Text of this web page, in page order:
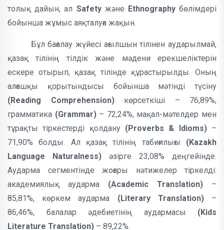
толық дайын, ал Safety және Ethnographyбөлімдері
бойынша жұмыс аяқталуға жақын.
Бұл бағалау жүйесі ағылшын тілінен аударылмай,
қазақ тілінің тілдік және мәдени ерекшеліктерін
ескере отырып, қазақ тілінде құрастырылды. Оның
алғашқы қорытындысы бойынша мәтінді түсіну
(Reading Comprehension) көрсеткіші – 76,89%,
грамматика (Grammar)– 72,24%, мақал-мәтелдер мен
тұрақты тіркестерді қолдану (Proverbs & Idioms)–
71,90% болды. Ал қазақ тілінің табиғилығы (Kazakh
Language Naturalness) әзірге 23,08% деңгейінде.
Аударма сегментінде жоғары нәтижелер тіркелді:
академиялық аударма (Academic Translation) –
85,81%, көркем аударма (Literary Translation)–
86,46%, балалар әдебиетінің аудармасы (Kids
Literature Translation) – 89,22%.